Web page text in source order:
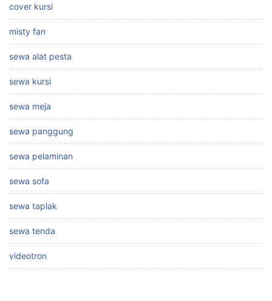
cover kursi
misty fan
sewa alat pesta
sewa kursi
sewa meja
sewa panggung
sewa pelaminan
sewa sofa
sewa taplak
sewa tenda
videotron